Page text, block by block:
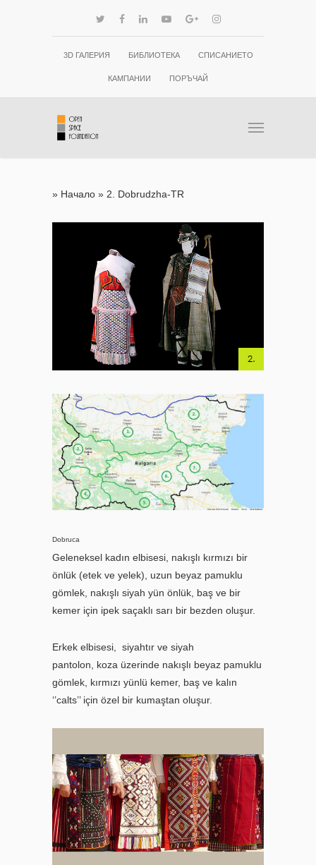
3D ГАЛЕРИЯ БИБЛИОТЕКА СПИСАНИЕТО
КАМПАНИИ ПОРЪЧАЙ
» Начало » 2. Dobrudzha-TR
Dobruca
Geleneksel kadın elbisesi, nakışlı kırmızı bir
önlük (etek ve yelek), uzun beyaz pamuklu
gömlek, nakışlı siyah yün önlük, baş ve bir
kemer için ipek saçaklı sarı bir bezden oluşur.
Erkek elbisesi, siyahtır ve siyah
pantolon, koza üzerinde nakışlı beyaz pamuklu
gömlek, kırmızı yünlü kemer, baş ve kalın
‘’calts’’ için özel bir kumaştan oluşur.